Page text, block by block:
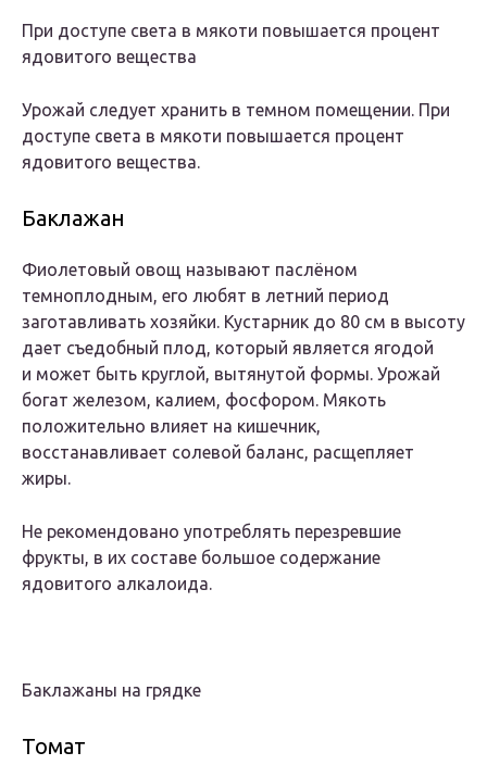
При доступе света в мякоти повышается процент
ядовитого вещества
Урожай следует хранить в темном помещении. При
доступе света в мякоти повышается процент
ядовитого вещества.
Баклажан
Фиолетовый овощ называют паслёном
темноплодным, его любят в летний период
заготавливать хозяйки. Кустарник до 80 см в высоту
дает съедобный плод, который является ягодой
и может быть круглой, вытянутой формы. Урожай
богат железом, калием, фосфором. Мякоть
положительно влияет на кишечник,
восстанавливает солевой баланс, расщепляет
жиры.
Не рекомендовано употреблять перезревшие
фрукты, в их составе большое содержание
ядовитого алкалоида.
Баклажаны на грядке
Томат